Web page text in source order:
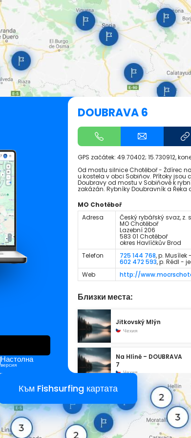
Настолна
версия
DOUBRAVA 6
GPS začátek: 49.70402; 15.730912,
Od mostu silnice Chotěboř - Ždírec
u kostela v obci Sobiňov. Přítoky
Doubravy od mostu v Sobiňově k
zakázán. Rybníky Doubravník a Řeka
MO Chotěboř
Adresa
Český rybářský svaz, z.
MO Chotěboř
Lazební 206
583 01 Chotěboř
okres Havlíčkův Brod
Telefon
725 144 768, p.
602 472 593, p. Rédl -
Web
http://
Близки места:
Jitkovský Mlýn
Чехия
Na Hlíně – DOUBRAVA
7
Чехия
Jitkovský mlýn
Чехия
Към Fishsurfing картата